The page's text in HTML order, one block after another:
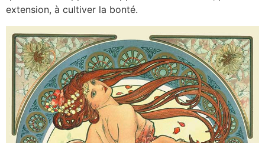
extension, à cultiver la bonté.